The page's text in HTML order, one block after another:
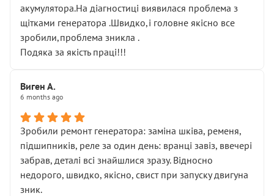
акумулятора.На діагностиці виявилася проблема з
щітками генератора .Швидко,і головне якісно все
зробили,проблема зникла .
Подяка за якість праці!!!
Виген А.
6 months ago
Зробили ремонт генератора: заміна шківа, ременя,
підшипників, реле за один день: вранці завіз, ввечері
забрав, деталі всі знайшлися зразу. Відносно
недорого, швидко, якісно, свист при запуску двигуна
зник.